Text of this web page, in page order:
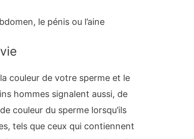
le pénis ou l’aine
couleur de votre sperme et le
hommes signalent aussi, de
couleur du sperme lorsqu’ils
tels que ceux qui contiennent